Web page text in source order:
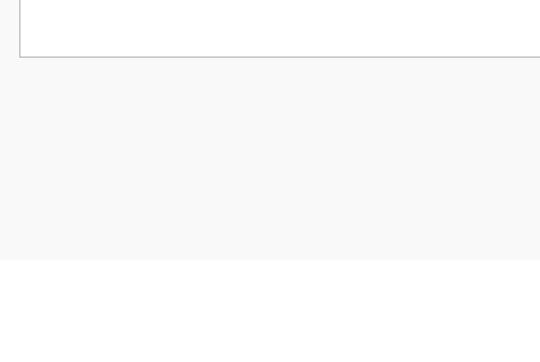
Görüş ve önerileriniz için teşekkür ederiz.